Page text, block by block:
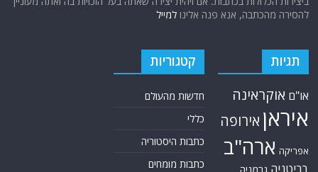
להסירה מהכתבה, אנא פנה אלינולמייל
תגיות
או"ם אוקראינה
איראן אירופה
אפריקה ארה"ב
קטגוריות
חדשות מהעולם
כללי
כתבות היסטוריה
כתבות מומחים